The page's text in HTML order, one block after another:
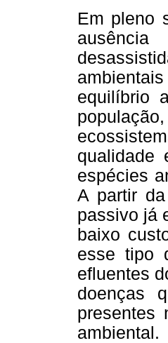
Em pleno
equilíbrio
qualidade
espécies
A partir
passivo já
baixo
esse tipo
efluentes
doenças
presentes
ambiental.